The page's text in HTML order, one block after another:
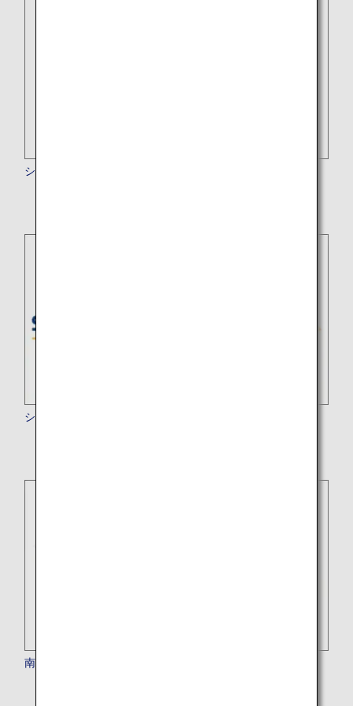
シンセン航空
シンガポール航空
南アフリカ航空